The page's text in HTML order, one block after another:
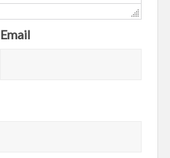
Email